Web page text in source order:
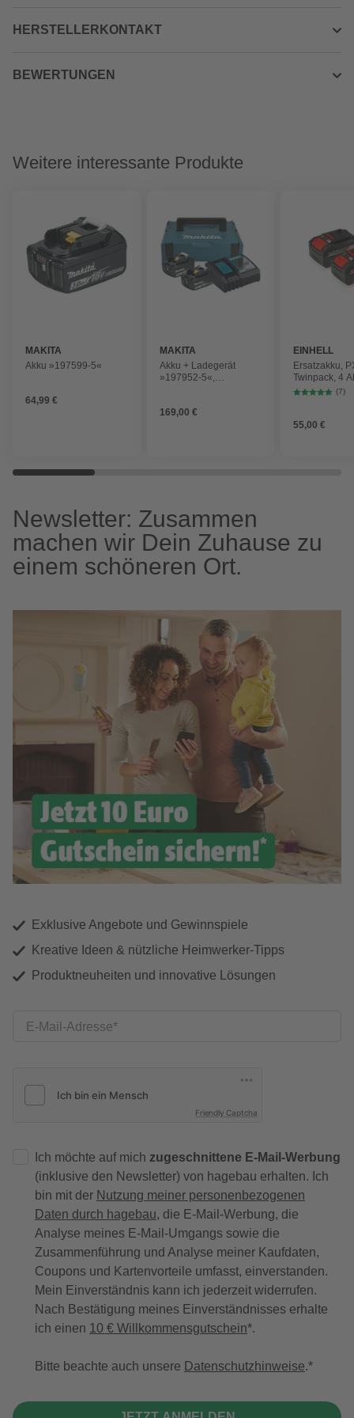
HERSTELLERKONTAKT
BEWERTUNGEN
Weitere interessante Produkte
MAKITA
Akku »197599-5«
64,99 €
MAKITA
Akku + Ladegerät
»197952-5«,
169,00 €
EINHELL
Ersatzakku,
Twinpack, 4
Lithium-
(7)
55,00 €
Newsletter: Zusammen
machen wir Dein Zuhause zu
einem schöneren Ort.
Exklusive Angebote und Gewinnspiele
Kreative Ideen & nützliche Heimwerker-Tipps
Produktneuheiten und innovative Lösungen
E-Mail-Adresse
Friendly Captcha
Ich möchte auf mich zugeschnittene E-Mail-Werbung
(inklusive den Newsletter) von hagebau erhalten. Ich
bin mit der Nutzung meiner personenbezogenen
Daten durch hagebau, die E-Mail-Werbung, die
Analyse meines E-Mail-Umgangs sowie die
Zusammenführung und Analyse meiner Kaufdaten,
Coupons und Kartenvorteile umfasst, einverstanden.
Mein Einverständnis kann ich jederzeit widerrufen.
Nach Bestätigung meines Einverständnisses erhalte
ich einen 10 € Willkommensgutschein*.
Bitte beachte auch unsere Datenschutzhinweise.